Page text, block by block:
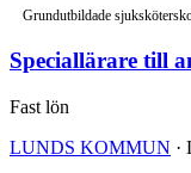
Grundutbildade
Speciallärare till
Fast lön
LUNDS KOMMUN ·